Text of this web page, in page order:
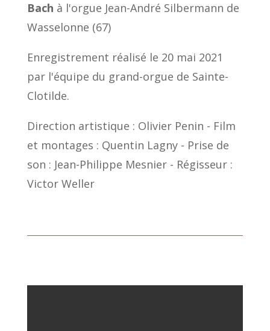
Bach à l'orgue Jean-André Silbermann de
Wasselonne (67)
Enregistrement réalisé le 20 mai 2021
par l'équipe du grand-orgue de Sainte-
Clotilde.
Direction artistique : Olivier Penin - Film
et montages : Quentin Lagny - Prise de
son : Jean-Philippe Mesnier - Régisseur :
Victor Weller